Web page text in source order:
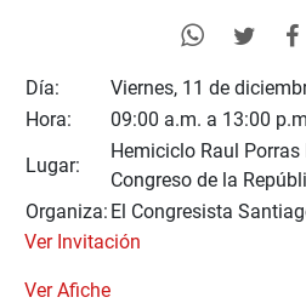
Día:
Viernes, 11 de
Hora:
09:00 a.m. a 13:00
Lugar:
Hemiciclo Raul Porras
Congreso de la
Organiza: El Congresista
Ver Invitación
Ver Afiche